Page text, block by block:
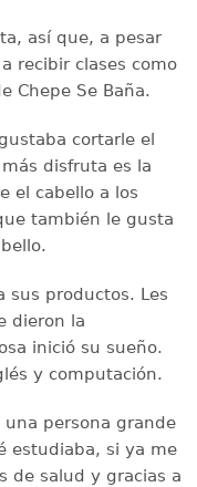
así que, a pesar
recibir clases como
Chepe Se Baña.
cortarle el
disfruta es la
el cabello a los
también le gusta
sus productos. Les
dieron la
inició su sueño.
y computación.
persona grande
estudiaba, si ya me
de salud y gracias a